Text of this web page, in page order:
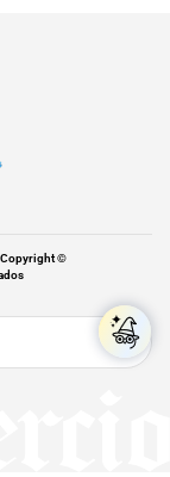
Copyright ©